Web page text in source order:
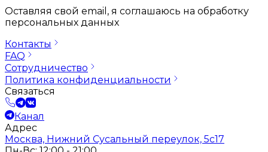
Оставляя свой email, я соглашаюсь на обработку
персональных данных
Контакты
FAQ
Сотрудничество
Политика конфиденциальности
Связаться
Канал
Адрес
Москва, Нижний Сусальный переулок, 5с17